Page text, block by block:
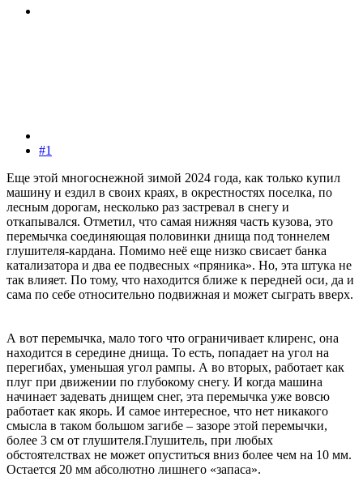
#1
Еще этой многоснежной зимой 2024 года, как только купил
машину и ездил в своих краях, в окрестностях поселка, по
лесным дорогам, несколько раз застревал в снегу и
откапывался. Отметил, что самая нижняя часть кузова, это
перемычка соединяющая половинки днища под тоннелем
глушителя-кардана. Помимо неё еще низко свисает банка
катализатора и два ее подвесных «пряника». Но, эта штука не
так влияет. По тому, что находится ближе к передней оси, да и
сама по себе относительно подвижная и может сыграть вверх.
А вот перемычка, мало того что ограничивает клиренс, она
находится в середине днища. То есть, попадает на угол на
перегибах, уменьшая угол рампы. А во вторых, работает как
плуг при движении по глубокому снегу. И когда машина
начинает задевать днищем снег, эта перемычка уже вовсю
работает как якорь. И самое интересное, что нет никакого
смысла в таком большом загибе – зазоре этой перемычки,
более 3 см от глушителя.Глушитель, при любых
обстоятелствах не может опуститься вниз более чем на 10 мм.
Остается 20 мм абсолютно лишнего «запаса».